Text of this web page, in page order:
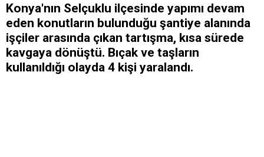
Konya'nın Selçuklu ilçesinde yapımı devam
eden konutların bulunduğu şantiye alanında
işçiler arasında çıkan tartışma, kısa sürede
kavgaya dönüştü. Bıçak ve taşların
kullanıldığı olayda 4 kişi yaralandı.